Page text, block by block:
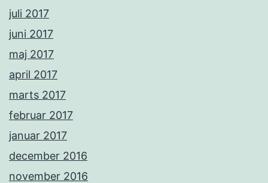
juli 2017
juni 2017
maj 2017
april 2017
marts 2017
februar 2017
januar 2017
december 2016
november 2016